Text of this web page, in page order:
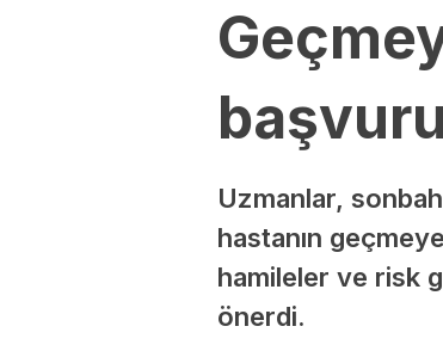
Uzmanlar,
hastanın
hamileler ve risk
önerdi.